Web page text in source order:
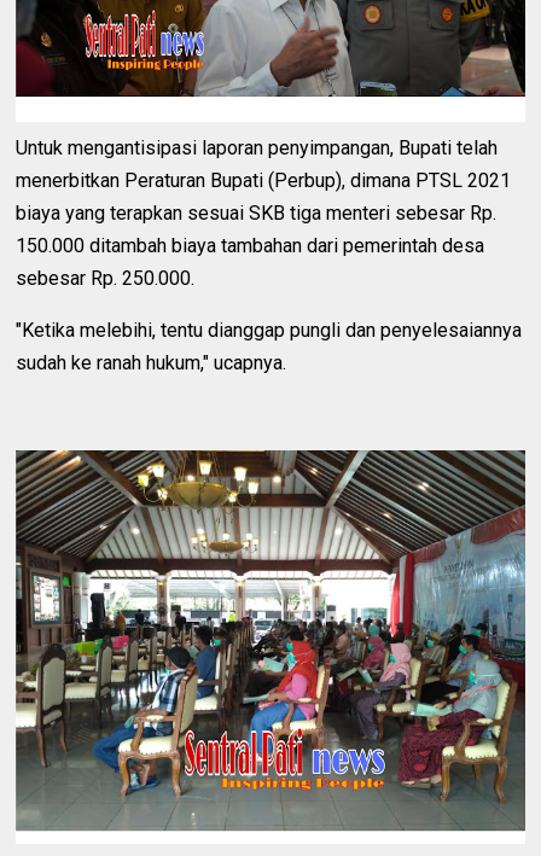
Untuk mengantisipasi laporan penyimpangan, Bupati telah
menerbitkan Peraturan Bupati (Perbup), dimana PTSL 2021
biaya yang terapkan sesuai SKB tiga menteri sebesar Rp.
150.000 ditambah biaya tambahan dari pemerintah desa
sebesar Rp. 250.000.
"Ketika melebihi, tentu dianggap pungli dan penyelesaiannya
sudah ke ranah hukum," ucapnya.